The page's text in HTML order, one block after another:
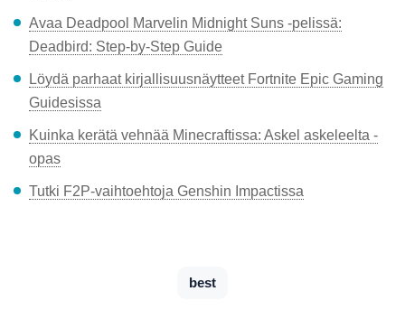
Avaa Deadpool Marvelin Midnight Suns -pelissä:
Deadbird: Step-by-Step Guide
Löydä parhaat kirjallisuusnäytteet Fortnite Epic Gaming
Guidesissa
Kuinka kerätä vehnää Minecraftissa: Askel askeleelta -
opas
Tutki F2P-vaihtoehtoja Genshin Impactissa
best